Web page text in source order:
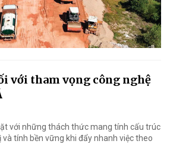
với tham vọng công nghệ
với những thách thức mang tính cấu trúc
tính bền vững khi đẩy nhanh việc theo